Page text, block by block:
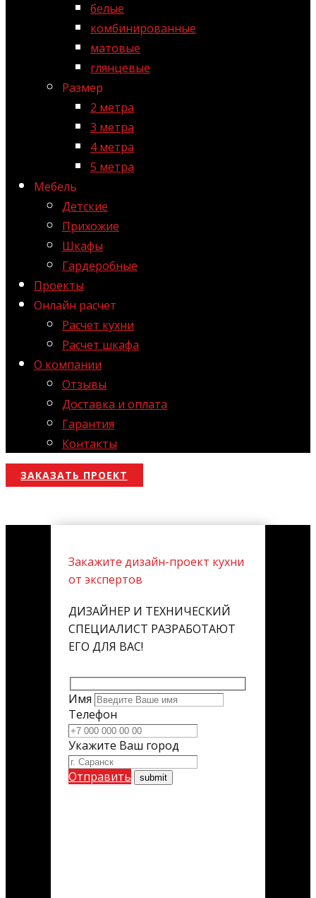
белые
комбинированные
матовые
глянцевые
Размер
2 метра
3 метра
4 метра
5 метра
Мебель
Детские
Прихожие
Шкафы
Гардеробные
Проекты
Онлайн расчет
Расчет кухни
Расчет шкафа
О компании
Отзывы
Доставка и оплата
Гарантия
Контакты
ЗАКАЗАТЬ ПРОЕКТ
Закажите дизайн-проект кухни
от экспертов
ДИЗАЙНЕР И ТЕХНИЧЕСКИЙ
СПЕЦИАЛИСТ РАЗРАБОТАЮТ
ЕГО ДЛЯ ВАС!
Имя
Телефон
Укажите Ваш город
Отправить